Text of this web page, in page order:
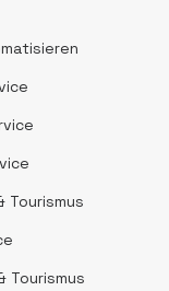
Tourismus
Tourismus